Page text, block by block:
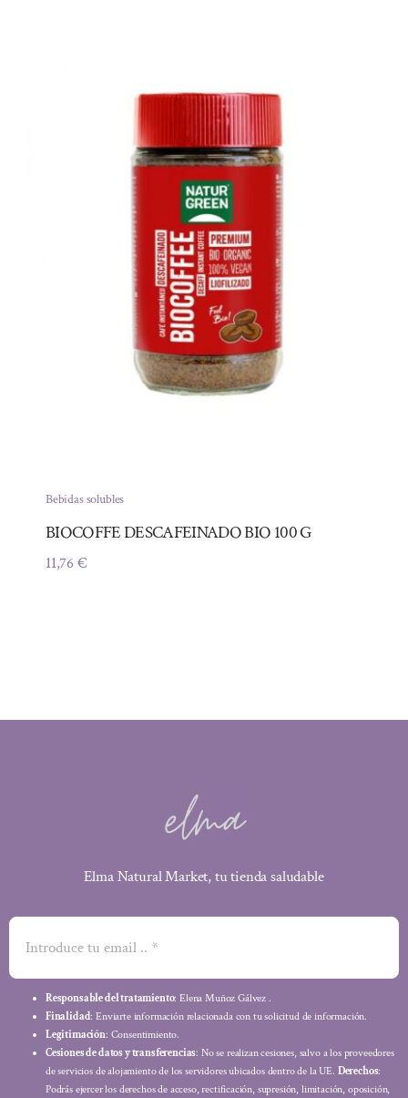
Bebidas solubles
BIOCOFFE DESCAFEINADO BIO 100 G
11,76€
Elma Natural Market, tu tienda saludable
Responsable del tratamiento: Elena Muñoz Gálvez .
Finalidad: Enviarte información relacionada con tu solicitud de información.
Legitimación: Consentimiento.
Cesiones de datos y transferencias: No se realizan cesiones, salvo a los proveedores
de servicios de alojamiento de los servidores ubicados dentro de la UE. Derechos:
Podrás ejercer los derechos de acceso, rectificación, supresión, limitación, oposición,